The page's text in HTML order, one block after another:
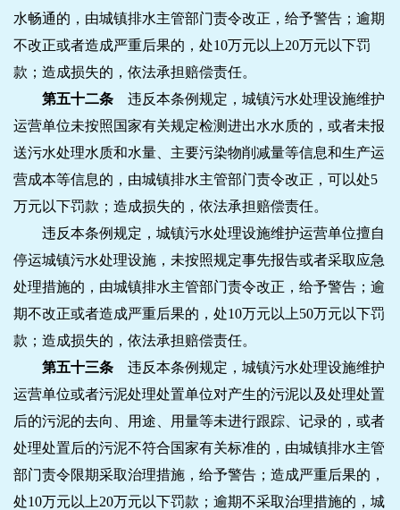
水畅通的，由城镇排水主管部门责令改正，给予警告；逾期
不改正或者造成严重后果的，处10万元以上20万元以下罚
款；造成损失的，依法承担赔偿责任。
第五十二条 违反本条例规定，城镇污水处理设施维护
运营单位未按照国家有关规定检测进出水水质的，或者未报
送污水处理水质和水量、主要污染物削减量等信息和生产运
营成本等信息的，由城镇排水主管部门责令改正，可以处5
万元以下罚款；造成损失的，依法承担赔偿责任。
违反本条例规定，城镇污水处理设施维护运营单位擅自
停运城镇污水处理设施，未按照规定事先报告或者采取应急
处理措施的，由城镇排水主管部门责令改正，给予警告；逾
期不改正或者造成严重后果的，处10万元以上50万元以下罚
款；造成损失的，依法承担赔偿责任。
第五十三条 违反本条例规定，城镇污水处理设施维护
运营单位或者污泥处理处置单位对产生的污泥以及处理处置
后的污泥的去向、用途、用量等未进行跟踪、记录的，或者
处理处置后的污泥不符合国家有关标准的，由城镇排水主管
部门责令限期采取治理措施，给予警告；造成严重后果的，
处10万元以上20万元以下罚款；逾期不采取治理措施的，城